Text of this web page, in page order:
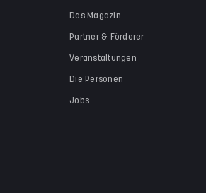
Das Magazin
Partner & Förderer
Veranstaltungen
Die Personen
Jobs